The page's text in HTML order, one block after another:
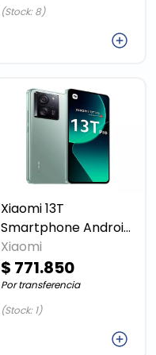
(Stock: 8)
Xiaomi 13T
Smartphone Android
256 GB Meadow
Green
Xiaomi
$ 771.850
Por transferencia
(Stock: 1)